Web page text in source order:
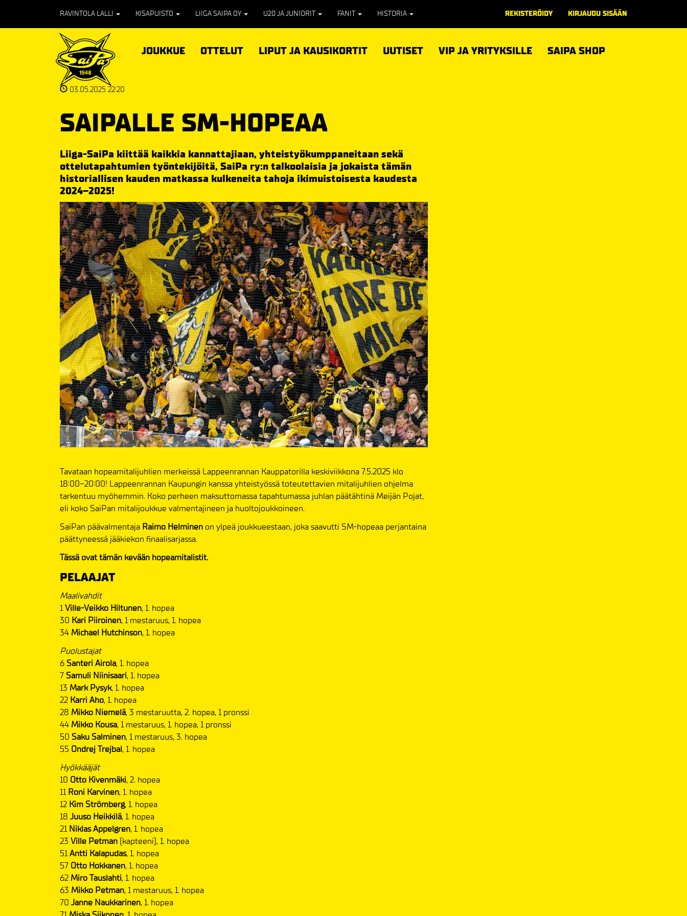
RAVINTOLA LALLI KISAPUISTO LIIGA SAIPA OY U20 JA JUNIORIT FANIT HISTORIA REKISTERÖIDY KIRJAUDU SISÄÄN
JOUKKUE OTTELUT LIPUT JA KAUSIKORTIT UUTISET VIP JA YRITYKSILLE SAIPA SHOP
03.05.2025 22:20
SAIPALLE SM-HOPEAA
Liiga-SaiPa kiittää kaikkia kannattajiaan, yhteistyökumppaneitaan sekä
ottelutapahtumien työntekijöitä, SaiPa ry:n talkoolaisia ja jokaista tämän
historiallisen kauden matkassa kulkeneita tahoja ikimuistoisesta kaudesta
2024–2025!
Tavataan hopeamitalijuhlien merkeissä Lappeenrannan Kauppatorilla keskiviikkona 7.5.2025 klo
18:00–20:00! Lappeenrannan Kaupungin kanssa yhteistyössä toteutettavien mitalijuhlien ohjelma
tarkentuu myöhemmin. Koko perheen maksuttomassa tapahtumassa juhlan päätähtinä Meijän Pojat,
eli koko SaiPan mitalijoukkue valmentajineen ja huoltojoukkoineen.
SaiPan päävalmentaja Raimo Helminen on ylpeä joukkueestaan, joka saavutti SM-hopeaa perjantaina
päättyneessä jääkiekon finaalisarjassa.
Tässä ovat tämän kevään hopeamitalistit.
PELAAJAT
Maalivahdit
1Ville-Veikko Hiltunen, 1. hopea
30 Kari Piiroinen, 1 mestaruus, 1. hopea
34 Michael Hutchinson, 1. hopea
Puolustajat
6 Santeri Airola, 1. hopea
7 Samuli Niinisaari, 1. hopea
13 Mark Pysyk, 1. hopea
22 Karri Aho, 1. hopea
28 Mikko Niemelä, 3 mestaruutta, 2. hopea, 1 pronssi
44 Mikko Kousa, 1 mestaruus, 1. hopea, 1 pronssi
50 Saku Salminen, 1 mestaruus, 3. hopea
55 Ondrej Trejbal, 1. hopea
Hyökkääjät
10 Otto Kivenmäki, 2. hopea
11Roni Karvinen, 1. hopea
12 Kim Strömberg, 1. hopea
18 Juuso Heikkilä, 1. hopea
21Niklas Appelgren, 1. hopea
23 Ville Petman (kapteeni), 1. hopea
51Antti Kalapudas, 1. hopea
57 Otto Hokkanen, 1. hopea
62 Miro Tauslahti, 1. hopea
63 Mikko Petman, 1 mestaruus, 1. hopea
70 Janne Naukkarinen, 1. hopea